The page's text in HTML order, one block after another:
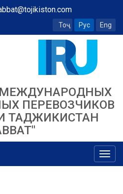
Тоҷ Рус Eng
ПЕРЕВОЗЧИКОВ
ТАДЖИКИСТАН